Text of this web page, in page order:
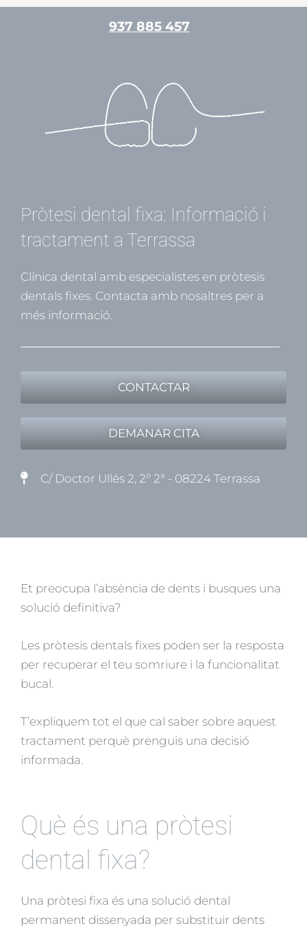
937 885 457
Pròtesis dentals admin
Pròtesi dental fixa: Informació i
tractament a Terrassa
Clínica dental amb especialistes en pròtesis
dentals fixes. Contacta amb nosaltres per a
més informació.
CONTACTAR
DEMANAR CITA
C/ Doctor Ullés 2, 2º 2ª - 08224 Terrassa
Et preocupa l’absència de dents i busques una
solució definitiva?
Les pròtesis dentals fixes poden ser la resposta
per recuperar el teu somriure i la funcionalitat
bucal.
T’expliquem tot el que cal saber sobre aquest
tractament perquè prenguis una decisió
informada.
Què és una pròtesi
dental fixa?
Una pròtesi fixa és una solució dental
permanent dissenyada per substituir dents